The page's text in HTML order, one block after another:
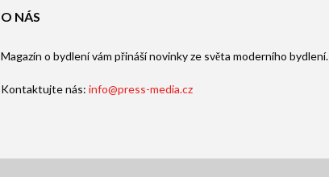
O NÁS
Magazín o bydlení vám přináší novinky ze světa moderního bydlení.
Kontaktujte nás: info@press-media.cz